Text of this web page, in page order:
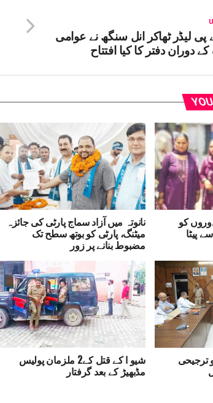
لیڈر ٹھاکر انل سنگھ نے عوامی
دوران دفتر کا کیا افتتاح
کو
پیٹا
نانوتہ میں آزاد سماج پارٹی کی جائزہ
میٹنگ، پارٹی کو بوتھ سطح تک
مضبوط بنانے پر زور
ترجیحی شیو ا کے قتل کے2 ملزمان پولیس
مڈبھیڑ کے بعد گرفتار